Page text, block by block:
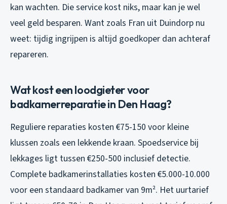
kan wachten. Die service kost niks, maar kan je wel
veel geld besparen. Want zoals Fran uit Duindorp nu
weet: tijdig ingrijpen is altijd goedkoper dan achteraf
repareren.
Wat kost een loodgieter voor
badkamerreparatie in Den Haag?
Reguliere reparaties kosten €75-150 voor kleine
klussen zoals een lekkende kraan. Spoedservice bij
lekkages ligt tussen €250-500 inclusief detectie.
Complete badkamerinstallaties kosten €5.000-10.000
voor een standaard badkamer van 9m². Het uurtarief